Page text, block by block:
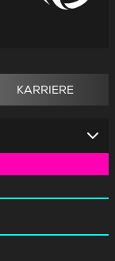
KARRIERE